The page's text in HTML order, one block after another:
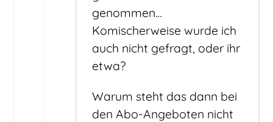
genommen…
Komischerweise wurde ich
auch nicht gefragt, oder ihr
etwa?
Warum steht das dann bei
den Abo-Angeboten nicht